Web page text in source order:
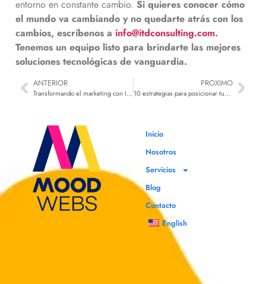
entorno en constante cambio. Si quieres conocer cómo
el mundo va cambiando y no quedarte atrás con los
cambios, escríbenos a info@itdconsulting.com.
Tenemos un equipo listo para brindarte las mejores
soluciones tecnológicas de vanguardia.
ANTERIOR
Transformando el marketing con IA y automatización: Beneficios y estrategias
PROXIMO
10 estrategias para posicionar tus videos: El SEO en TikTok
Inicio
Nosotros
Servicios
Blog
Contacto
English